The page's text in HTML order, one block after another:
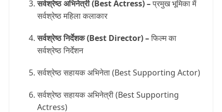
सर्वश्रेष्ठ अभिनेत्री (Best Actress) –प्रमुख भूमिका में
सर्वश्रेष्ठ महिला कलाकार
सर्वश्रेष्ठ निर्देशक (Best Director) –फिल्म का
सर्वश्रेष्ठ निर्देशन
सर्वश्रेष्ठ सहायक अभिनेता (Best Supporting Actor)
सर्वश्रेष्ठ सहायक अभिनेत्री (Best Supporting
Actress)